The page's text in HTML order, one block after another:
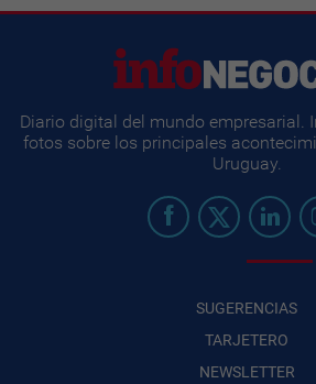
Diario digital del mundo empresarial.
fotos sobre los principales
Uruguay.
SUGERENCIAS
TARJETERO
NEWSLETTER